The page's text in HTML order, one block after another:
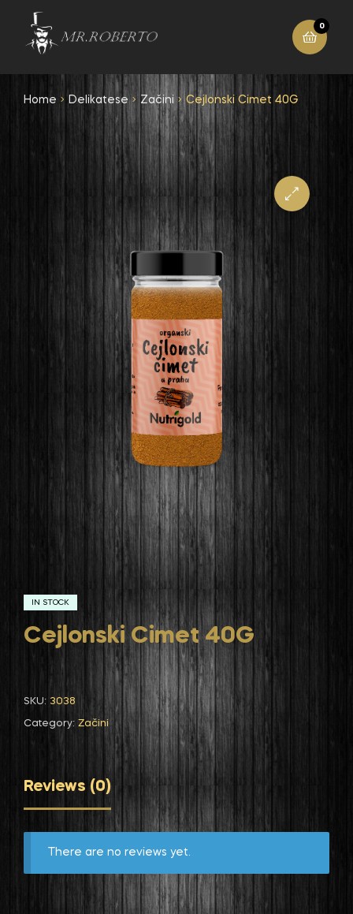
0
Home Delikatese Začini Cejlonski Cimet 40G
IN STOCK
Cejlonski Cimet 40G
SKU: 3038
Category: Začini
Reviews (0)
There are no reviews yet.